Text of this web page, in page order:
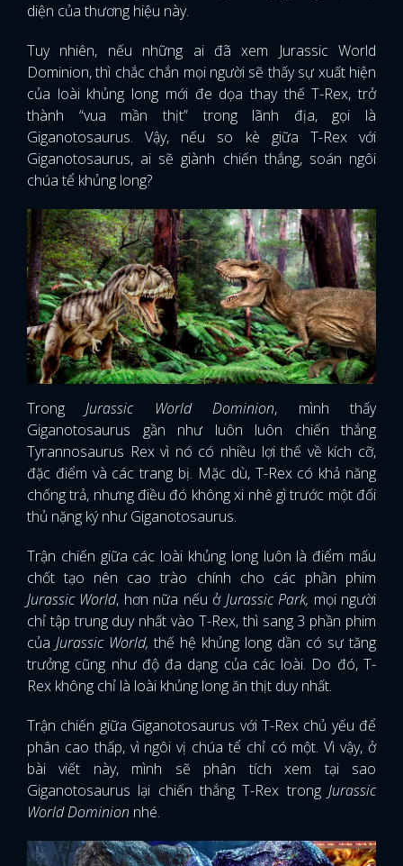
diện của thương hiệu này.
Tuy nhiên, nếu những ai đã xem Jurassic World
Dominion, thì chắc chắn mọi người sẽ thấy sự xuất hiện
của loài khủng long mới đe dọa thay thế T-Rex, trở
thành “vua mần thịt” trong lãnh địa, gọi là
Giganotosaurus. Vậy, nếu so kè giữa T-Rex với
Giganotosaurus, ai sẽ giành chiến thắng, soán ngôi
chúa tể khủng long?
TrongJurassic World Dominion, mình thấy
Giganotosaurus gần như luôn luôn chiến thắng
Tyrannosaurus Rex vì nó có nhiều lợi thế về kích cỡ,
đặc điểm và các trang bị. Mặc dù, T-Rex có khả năng
chống trả, nhưng điều đó không xi nhê gì trước một đối
thủ nặng ký như Giganotosaurus.
Trận chiến giữa các loài khủng long luôn là điểm mấu
chốt tạo nên cao trào chính cho các phần phim
Jurassic World, hơn nữa nếu ở Jurassic Park, mọi người
chỉ tập trung duy nhất vào T-Rex, thì sang 3 phần phim
của Jurassic World, thế hệ khủng long dần có sự tăng
trưởng cũng như độ đa dạng của các loài. Do đó, T-
Rex không chỉ là loài khủng long ăn thịt duy nhất.
Trận chiến giữa Giganotosaurus với T-Rex chủ yếu để
phân cao thấp, vì ngôi vị chúa tể chỉ có một. Vì vậy, ở
bài viết này, mình sẽ phân tích xem tại sao
Giganotosaurus lại chiến thắng T-Rex trong Jurassic
World Dominion nhé.